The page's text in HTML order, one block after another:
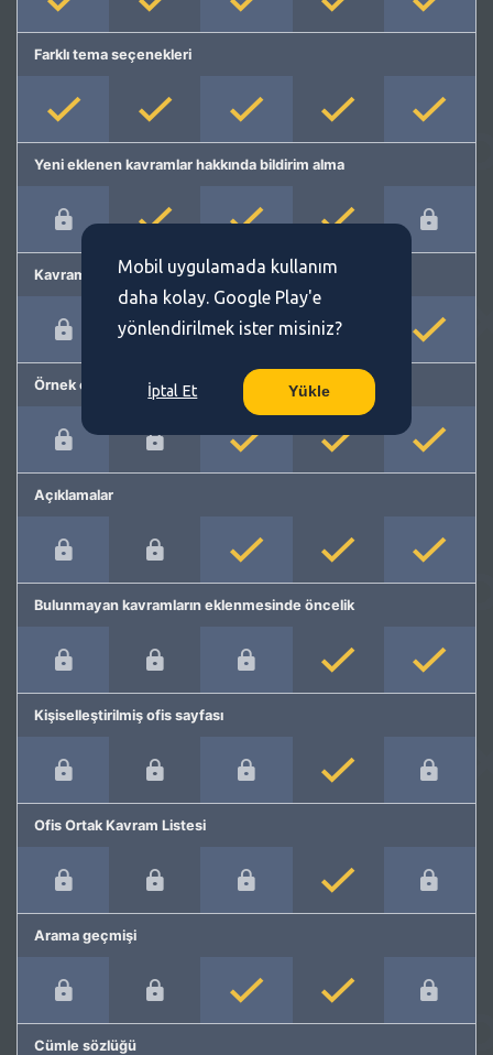
Farklı tema seçenekleri
Yeni eklenen kavramlar hakkında bildirim alma
Kavram önerme
Örnek cümleler
Açıklamalar
Bulunmayan kavramların eklenmesinde öncelik
Kişiselleştirilmiş ofis sayfası
Ofis Ortak Kavram Listesi
Arama geçmişi
Cümle sözlüğü
Mobil uygulamada kullanım
daha kolay. Google Play'e
yönlendirilmek ister misiniz?
İptal Et Yükle